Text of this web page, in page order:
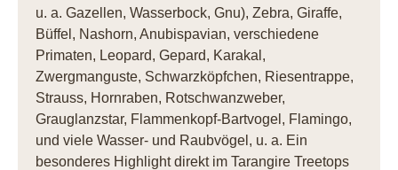
u. a. Gazellen, Wasserbock, Gnu), Zebra, Giraffe,
Büffel, Nashorn, Anubispavian, verschiedene
Primaten, Leopard, Gepard, Karakal,
Zwergmanguste, Schwarzköpfchen, Riesentrappe,
Strauss, Hornraben, Rotschwanzweber,
Grauglanzstar, Flammenkopf-Bartvogel, Flamingo,
und viele Wasser- und Raubvögel, u. a. Ein
besonderes Highlight direkt im Tarangire Treetops